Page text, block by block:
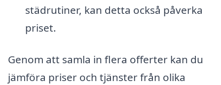
städrutiner, kan detta också påverka
priset.
Genom att samla in flera offerter kan du
jämföra priser och tjänster från olika